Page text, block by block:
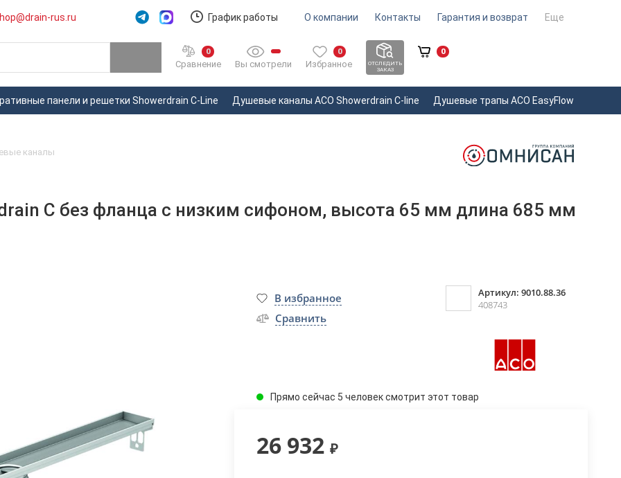
rus.ru График работы О компании Контакты Гарантия и возврат Еще
0
Сравнение Вы смотрели
0
Избранное
ОТСЛЕДИТЬ
ЗАКАЗ
0
панели и решетки Showerdrain C-Line Душевые каналы ACO Showerdrain С-line Душевые трапы ACO EasyFlow
каналы
C без фланца с низким сифоном, высота 65 мм длина 685 мм
В избранное
Артикул: 9010.88.36
408743
Сравнить
Прямо сейчас 5 человек смотрит этот товар
26 932 ₽